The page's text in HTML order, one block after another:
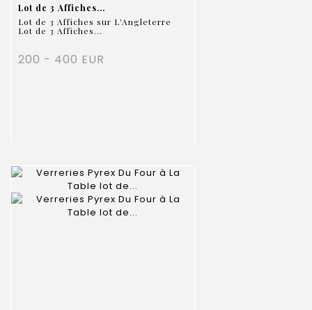
Lot de 3 Affiches...
Lot de 3 Affiches sur L'Angleterre
Lot de 3 Affiches...
200 - 400 EUR